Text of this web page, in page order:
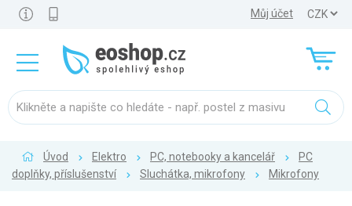
Můj účet
Úvod Elektro PC, notebooky a kancelář
PC
doplňky, příslušenství
Sluchátka, mikrofony Mikrofony